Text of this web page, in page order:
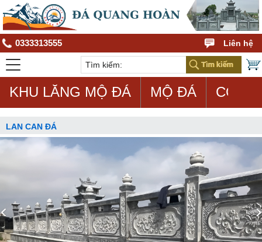
0333313555 Liên hệ
KHU LĂNG MỘ ĐÁ MỘ ĐÁ CON
LAN CAN ĐÁ